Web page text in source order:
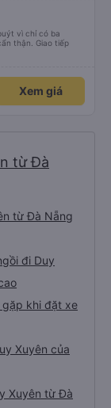
vì chỉ có ba
thận. Giao tiếp
Xem giá
từ Đà
từ Đà Nẵng
đi Duy
khi đặt xe
Xuyên của
Xuyên từ Đà